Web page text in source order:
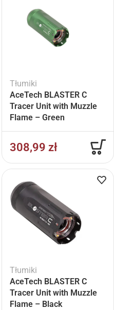
Tłumiki
AceTech BLASTER C
Tracer Unit with Muzzle
Flame – Green
308,99 zł
Tłumiki
AceTech BLASTER C
Tracer Unit with Muzzle
Flame – Black